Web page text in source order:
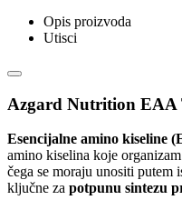
Opis proizvoda
Utisci
Azgard Nutrition EAA
Esencijalne amino kiseline
amino kiselina koje organizam
čega se moraju unositi putem
ključne za potpunu sintezu